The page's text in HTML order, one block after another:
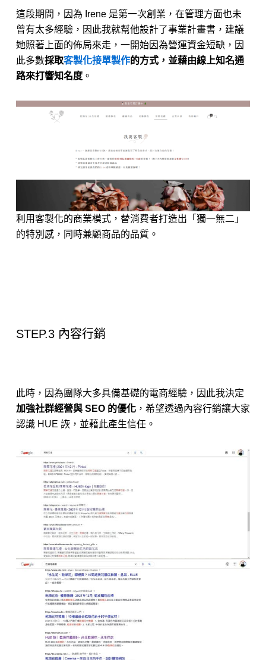
這段期間，因為 Irene 是第一次創業，在管理方面也未
曾有太多經驗，因此我就幫他設計了事業計畫書，建議
她照著上面的佈局來走，一開始因為營運資金短缺，因
此多數採取客製化接單製作的方式，並藉由線上知名通
路來打響知名度 。
利用客製化的商業模式，替消費者打造出「獨一無二」
的特別感，同時兼顧商品的品質。
STEP.3 內容行銷
此時，因為團隊大多具備基礎的電商經驗，因此我決定
加強社群經營與 SEO 的優化 ，希望透過內容行銷讓大家
認識 HUE 詼，並藉此產生信任。